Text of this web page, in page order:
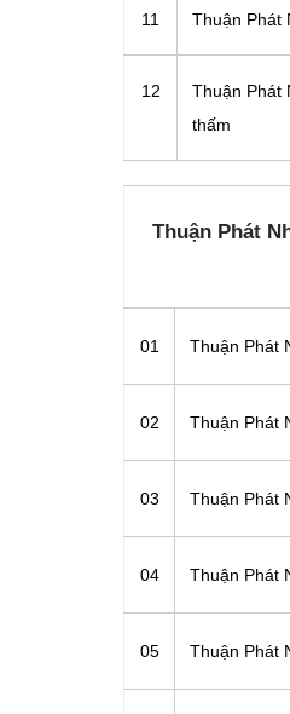
11 Thuận Phát
12
Thuận Phát
thấm
Thuận Phát
01 Thuận Phát
02 Thuận Phát
03 Thuận Phát
04 Thuận Phát
05 Thuận Phát